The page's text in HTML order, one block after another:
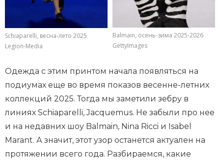
Schiaparelli, весна-лето 2025
Legion-Media
Balmain, осень-зима 2025-2026
GettyImages
Одежда с этим принтом начала появляться на
подиумах еще во время показов весенне-летних
коллекций 2025. Тогда мы заметили зебру в
линиях Schiaparelli, Jacquemus. Не забыли про нее
и на недавних шоу Balmain, Nina Ricci и Isabel
Marant. А значит, этот узор останется актуален на
протяжении всего года. Разбираемся, какие